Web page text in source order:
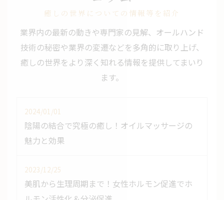
癒しの世界についての情報等を紹介
業界内の最新の動きや専門家の見解、オールハンド
技術の秘密や業界の変遷などを多角的に取り上げ、
癒しの世界をより深く知れる情報を提供してまいり
ます。
2024/01/01
陰陽の結合で究極の癒し！オイルマッサージの
魅力と効果
2023/12/25
美肌から生理周期まで！女性ホルモン促進でホ